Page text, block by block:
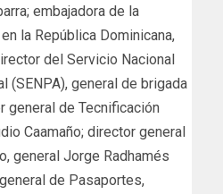
embajadora de la
la República Dominicana,
del Servicio Nacional
(SENPA), general de brigada
general de Tecnificación
Caamaño; director general
general Jorge Radhamés
de Pasaportes,